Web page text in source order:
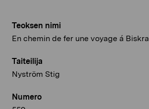
Teoksen nimi
En chemin de fer une voyage á Biskra
Taiteilija
Nyström Stig
Numero